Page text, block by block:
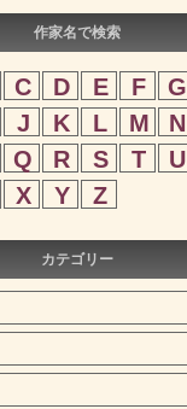
作家名で検索
C D E F
G
J K L M
N
Q R S T
U
X Y Z
カテゴリー